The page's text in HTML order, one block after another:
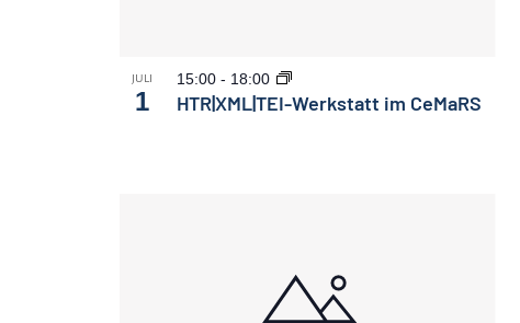
JULI
1 HTR|XML|TEI-Werkstatt im CeMaRS
15:00 - 18:00